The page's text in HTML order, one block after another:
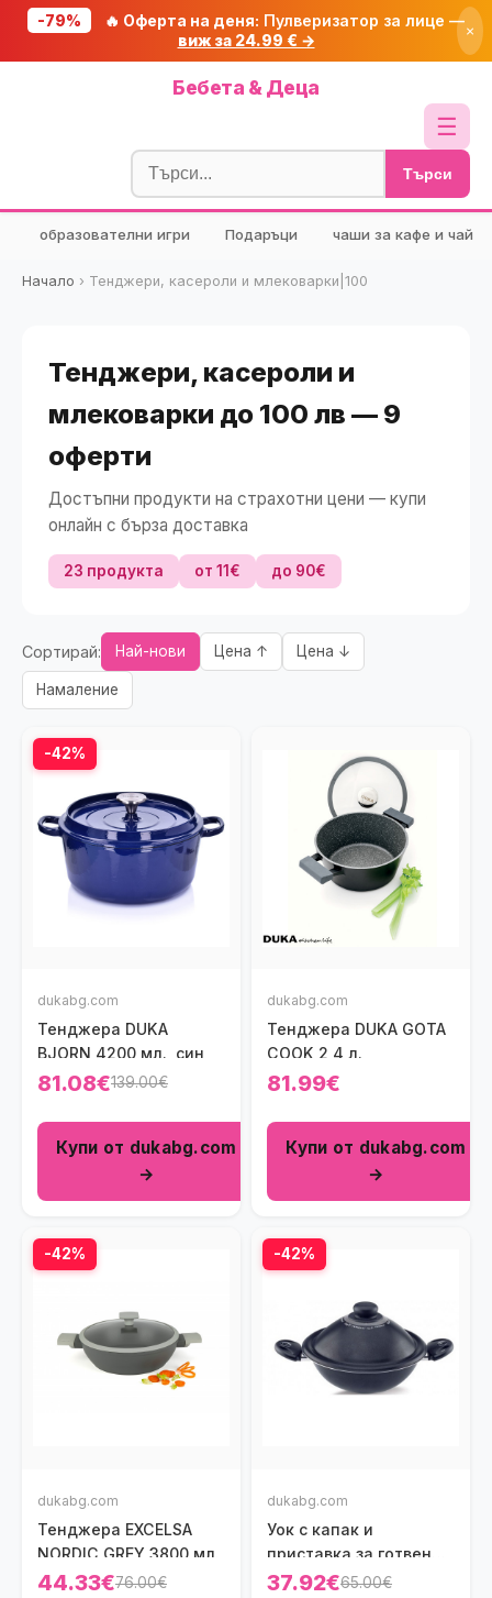
-79% 🔥 Оферта на деня: Пулверизатор за лице —
виж за 24.99 € →
×
Бебета & Деца
☰
Блог
🧮 Калкулатори
🔍 Намери продукт
🎁 Подарък
Търси
образователни игри Подаръци чаши за кафе и чай
Начало › Тенджери, касероли и млековарки|100
Тенджери, касероли и
млековарки до 100 лв — 9
оферти
Достъпни продукти на страхотни цени — купи
онлайн с бърза доставка
23 продукта от 11€ до 90€
Сортирай: Най-нови Цена ↑ Цена ↓
Намаление
-42%
dukabg.com
Тенджера DUKA
BJORN 4200 мл., син
81.08€139.00€
Купи от dukabg.com
→
dukabg.com
Тенджера DUKA GOTA
COOK 2,4 л.
81.99€
Купи от dukabg.com
→
-42%
dukabg.com
Тенджера EXCELSA
NORDIC GREY 3800 мл.
44.33€76.00€
-42%
dukabg.com
Уок с капак и
приставка за готвене
на пара PENSOFAL
37.92€65.00€